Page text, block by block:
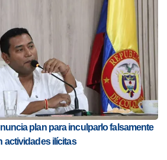
plan para inculparlo falsamente
actividades ilícitas